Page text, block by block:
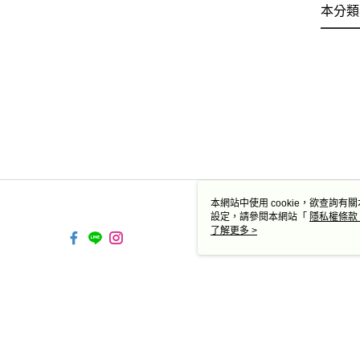
本分
本網站中使用 cookie，欲查詢有
設定，請參閱本網站「 隱私權條款
使用 cookie。
了解更多 >